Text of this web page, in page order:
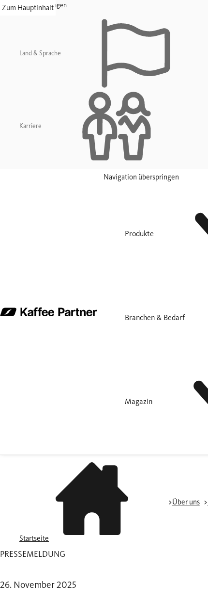
Zum Hauptinhalt
Navigation überspringen
Land & Sprache
Karriere
Navigation überspringen
Produkte
Branchen & Bedarf
Magazin
Startseite
Über uns
PRESSEMELDUNG
26. November 2025